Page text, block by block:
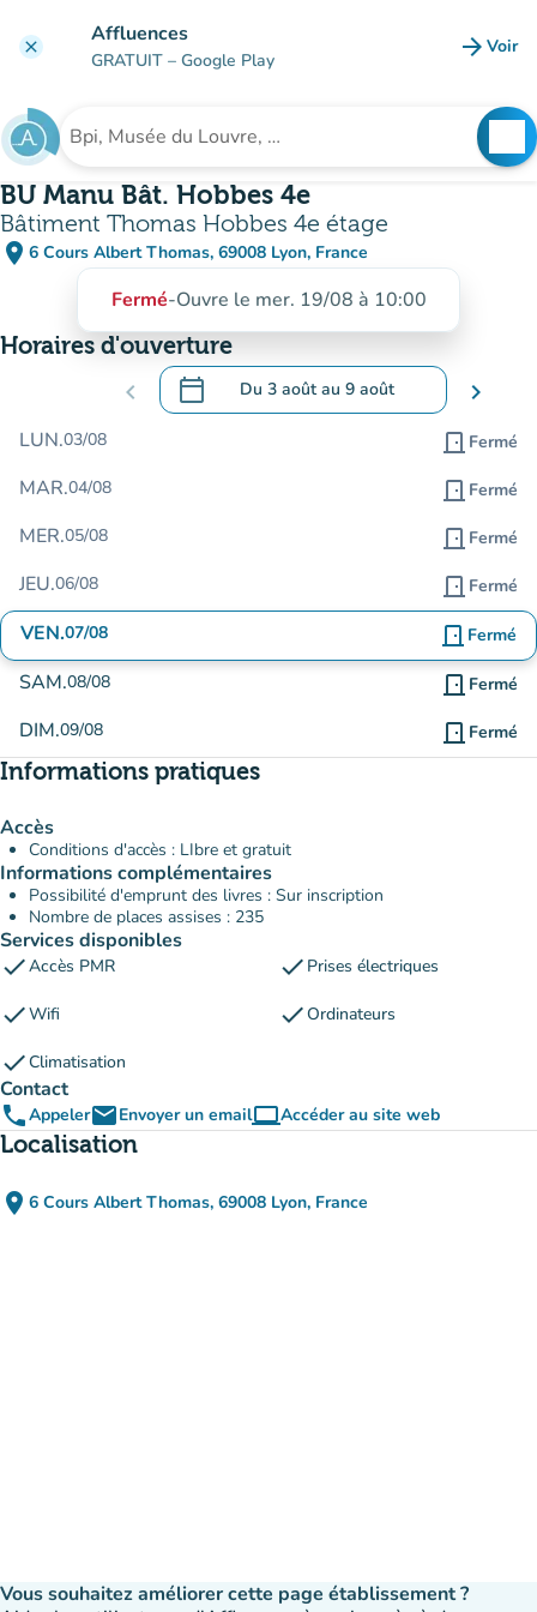
clear Affluences
GRATUIT – Google Play arrow_forward Voir
Rechercher un établissement
BU Manu Bât. Hobbes 4e
Bâtiment Thomas Hobbes 4e étage
place 6 Cours Albert Thomas, 69008 Lyon, France
(ouvrir dans Google Maps)
(nouvel onglet)
Fermé-Ouvre le mer. 19/08 à 10:00
Horaires d'ouverture
chevron_left calendar_today Du 3 aoûtau 9 août
.Ouvrir le calendrier pour changer de
chevron_right
LUN.03/08 door_front Fermé
MAR.04/08 door_front Fermé
MER.05/08 door_front Fermé
JEU.06/08 door_front Fermé
VEN.07/08 door_front Fermé
SAM.08/08 door_front Fermé
DIM.09/08 door_front Fermé
Informations pratiques
Accès
Conditions d'accès : LIbre et gratuit
Informations complémentaires
Possibilité d'emprunt des livres : Sur inscription
Nombre de places assises : 235
Services disponibles
checkAccès PMR check Prises électriques
checkWifi checkOrdinateurs
checkClimatisation
Contact
phoneAppeleremailEnvoyer un emailcomputerAccéder au site web
(nouvel onglet)
Localisation
place 6 Cours Albert Thomas, 69008 Lyon, France
(ouvrir dans Google Maps)
(nouvel onglet)
Vous souhaitez améliorer cette page établissement ?